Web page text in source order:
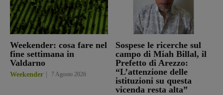
Weekender: cosa fare nel
fine settimana in
Valdarno
Weekender 7 Agosto 2026
Sospese le ricerche sul
campo di Miah Billal, il
Prefetto di Arezzo:
“L’attenzione delle
istituzioni su questa
vicenda resta alta”